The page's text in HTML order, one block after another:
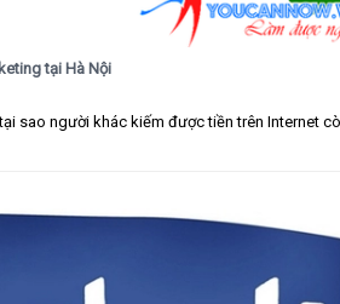
tại Hà Nội
sao người khác kiếm được tiền trên Internet